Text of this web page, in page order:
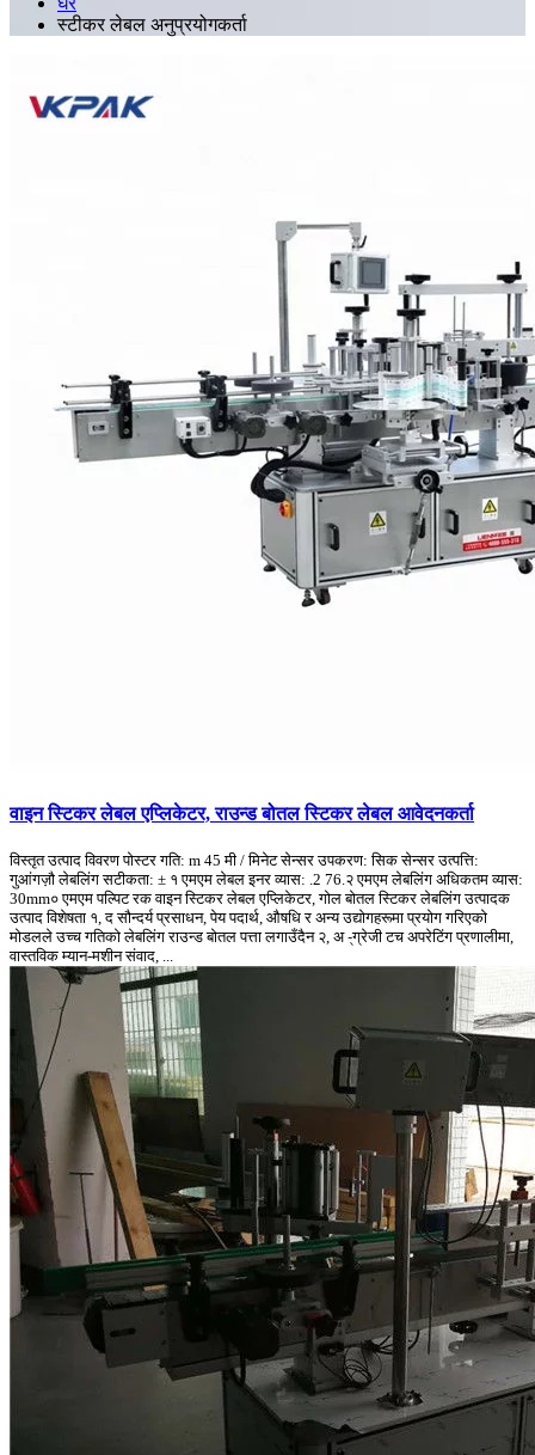
स्टीकर लेबल अनुप्रयोगकर्ता
वाइन स्टिकर लेबल एप्लिकेटर, राउन्ड बोतल स्टिकर लेबल आवेदनकर्ता
विस्तृत उत्पाद विवरण पोस्टर गति: m 45 मी / मिनेट सेन्सर उपकरण: सिक सेन्सर उत्पत्ति:
गुआंगज़ौ लेबलिंग सटीकता: ± १ एमएम लेबल इनर व्यास: .2 76.२ एमएम लेबलिंग अधिकतम व्यास:
30mm० एमएम पल्पिट रक वाइन स्टिकर लेबल एप्लिकेटर, गोल बोतल स्टिकर लेबलिंग उत्पादक
उत्पाद विशेषता १, द सौन्दर्य प्रसाधन, पेय पदार्थ, औषधि र अन्य उद्योगहरूमा प्रयोग गरिएको
मोडलले उच्च गतिको लेबलिंग राउन्ड बोतल पत्ता लगाउँदैन २, अ -्ग्रेजी टच अपरेटिंग प्रणालीमा,
वास्तविक म्यान-मशीन संवाद, ...